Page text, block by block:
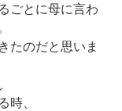
ごとに母に言わ
たのだと思いま
時、